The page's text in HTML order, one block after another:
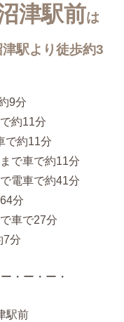
津駅前は
駅より徒歩約3
9分
約11分
で約11分
で車で約11分
電車で約41分
分
車で27分
7分
・ー・ー・
駅前